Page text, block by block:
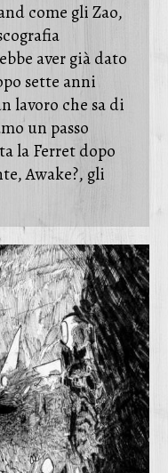
come gli Zao,
aver già dato
sette anni
lavoro che sa di
un passo
la Ferret dopo
Awake?, gli